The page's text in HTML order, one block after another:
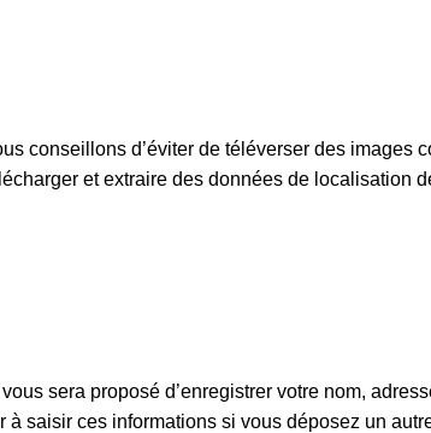
conseillons d’éviter de téléverser des images
et extraire des données de localisation
sera proposé d’enregistrer votre nom,
saisir ces informations si vous déposez un